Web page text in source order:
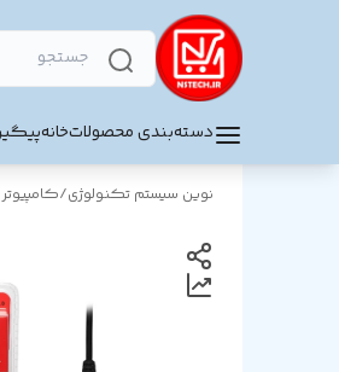
دسته‌بندی محصولاتخانه
نوین سیستم تکنولوژی/